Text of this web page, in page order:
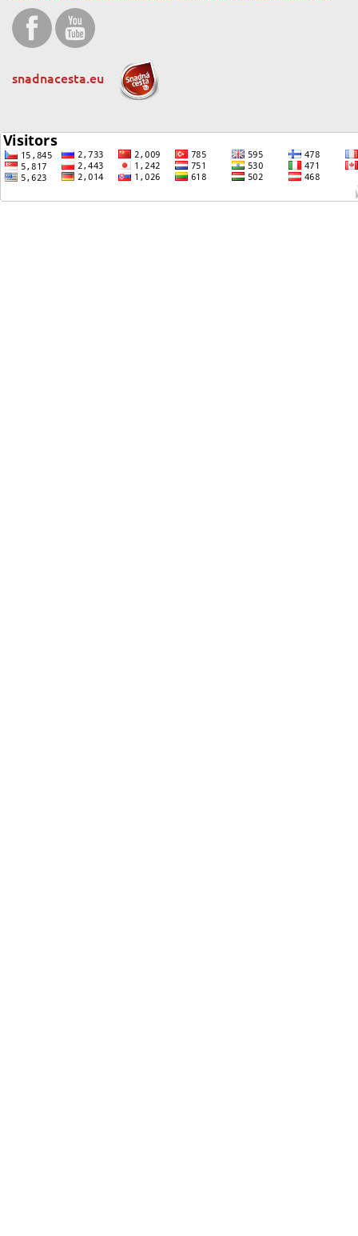
snadnacesta.eu